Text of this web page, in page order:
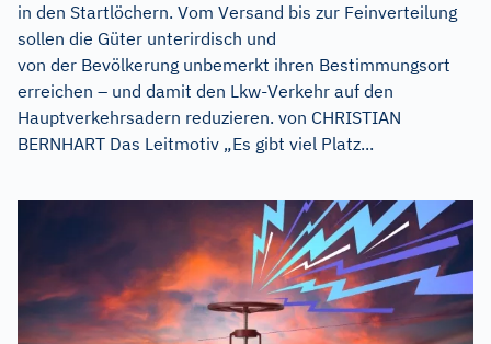
in den Startlöchern. Vom Versand bis zur Feinverteilung
sollen die Güter unterirdisch und
von der Bevölkerung unbemerkt ihren Bestimmungsort
erreichen – und damit den Lkw-Verkehr auf den
Hauptverkehrsadern reduzieren. von CHRISTIAN
BERNHART Das Leitmotiv „Es gibt viel Platz...